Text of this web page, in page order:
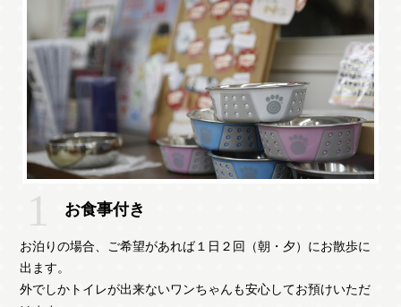
お食事付き
お泊りの場合、ご希望があれば１日２回（朝・夕）にお散歩に
出ます。
外でしかトイレが出来ないワンちゃんも安心してお預けいただ